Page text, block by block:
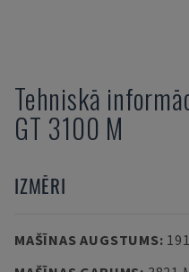
Tehniskā
GT 3100 M
IZMĒRI
MAŠĪNAS AUGSTUMS: